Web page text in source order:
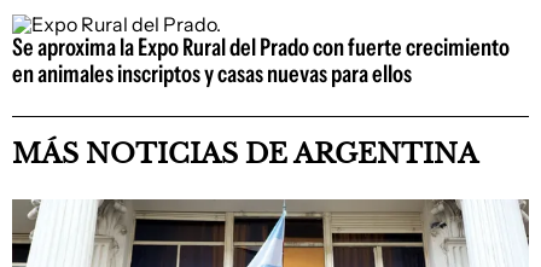
Se aproxima la Expo Rural del Prado con fuerte crecimiento
en animales inscriptos y casas nuevas para ellos
MÁS NOTICIAS DE ARGENTINA